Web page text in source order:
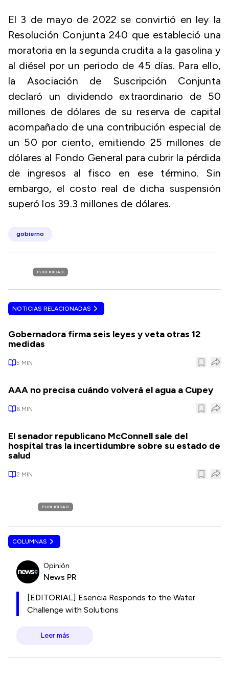
El 3 de mayo de 2022 se convirtió en ley la
Resolución Conjunta 240 que estableció una
moratoria en la segunda crudita a la gasolina y
al diésel por un periodo de 45 días. Para ello,
la Asociación de Suscripción Conjunta
declaró un dividendo extraordinario de 50
millones de dólares de su reserva de capital
acompañado de una contribución especial de
un 50 por ciento, emitiendo 25 millones de
dólares al Fondo General para cubrir la pérdida
de ingresos al fisco en ese término. Sin
embargo, el costo real de dicha suspensión
superó los 39.3 millones de dólares.
gobierno
PUBLICIDAD
NOTICIAS RELACIONADAS
Gobernadora firma seis leyes y veta otras 12
medidas
5 MIN
AAA no precisa cuándo volverá el agua a Cupey
6 MIN
El senador republicano McConnell sale del
hospital tras la incertidumbre sobre su estado de
salud
2 MIN
PUBLICIDAD
COLUMNAS
Opinión
News PR
[EDITORIAL] Esencia Responds to the Water
Challenge with Solutions
Leer más